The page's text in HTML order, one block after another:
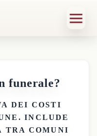
funerale?
DEI COSTI
. INCLUDE
TRA COMUNI